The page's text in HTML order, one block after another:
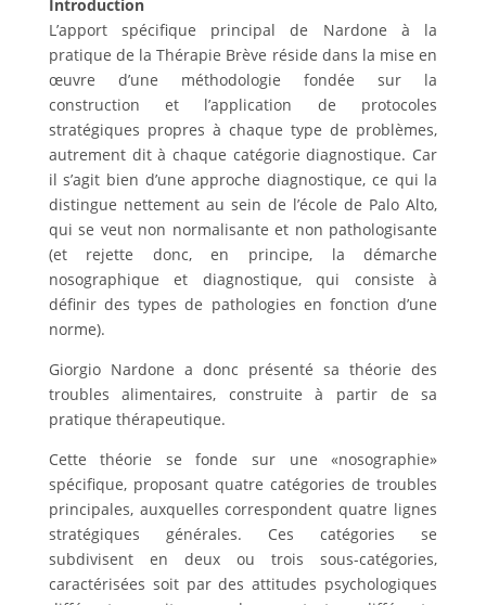
Introduction
L’apport spécifique principal de Nardone à la
pratique de la Thérapie Brève réside dans la mise en
œuvre d’une méthodologie fondée sur la
construction et l’application de protocoles
stratégiques propres à chaque type de problèmes,
autrement dit à chaque catégorie diagnostique. Car
il s’agit bien d’une approche diagnostique, ce qui la
distingue nettement au sein de l’école de Palo Alto,
qui se veut non normalisante et non pathologisante
(et rejette donc, en principe, la démarche
nosographique et diagnostique, qui consiste à
définir des types de pathologies en fonction d’une
norme).
Giorgio Nardone a donc présenté sa théorie des
troubles alimentaires, construite à partir de sa
pratique thérapeutique.
Cette théorie se fonde sur une «nosographie»
spécifique, proposant quatre catégories de troubles
principales, auxquelles correspondent quatre lignes
stratégiques générales. Ces catégories se
subdivisent en deux ou trois sous-catégories,
caractérisées soit par des attitudes psychologiques